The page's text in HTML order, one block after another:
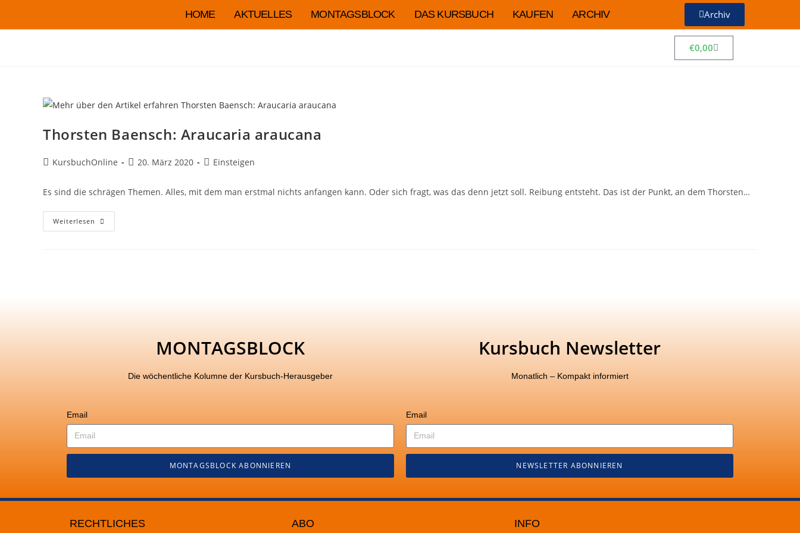
HOME AKTUELLES MONTAGSBLOCK DAS KURSBUCH KAUFEN ARCHIV Archiv
€0,00
Thorsten Baensch: Araucaria araucana
KursbuchOnline 20. März 2020 Einsteigen
Es sind die schrägen Themen. Alles, mit dem man erstmal nichts anfangen kann. Oder sich fragt, was das denn jetzt soll. Reibung entsteht. Das ist der Punkt, an dem Thorsten…
Weiterlesen
MONTAGSBLOCK
Die wöchentliche Kolumne der Kursbuch-Herausgeber
Email
MONTAGSBLOCK ABONNIEREN
Kursbuch Newsletter
Monatlich – Kompakt informiert
Email
NEWSLETTER ABONNIEREN
RECHTLICHES ABO INFO